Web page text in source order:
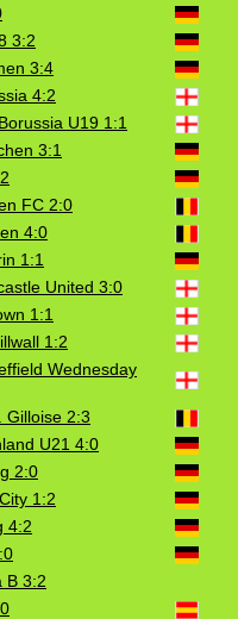
3:2
3:4
4:2
U19 1:1
3:1
FC 2:0
4:0
1:1
United 3:0
1:1
1:2
Wednesday
Gilloise 2:3
U21 4:0
2:0
1:2
4:2
B 3:2